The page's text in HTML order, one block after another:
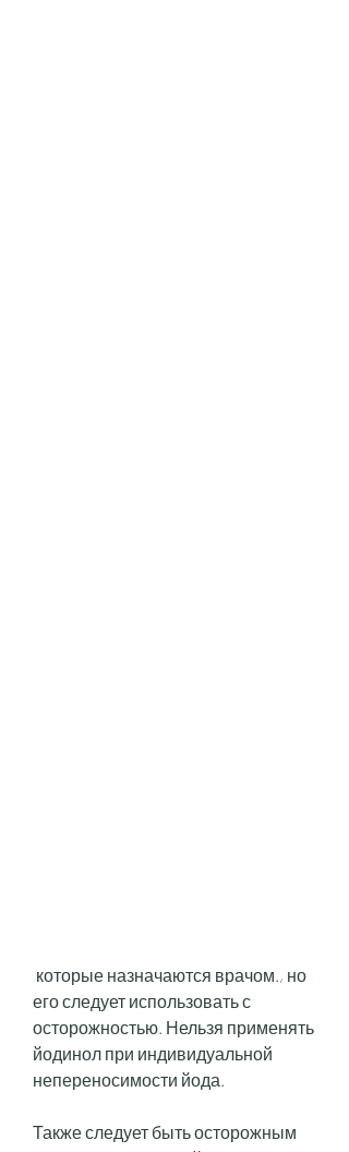
его следует использовать с
осторожностью. Нельзя применять
йодинол при индивидуальной
непереносимости йода.
Также следует быть осторожным